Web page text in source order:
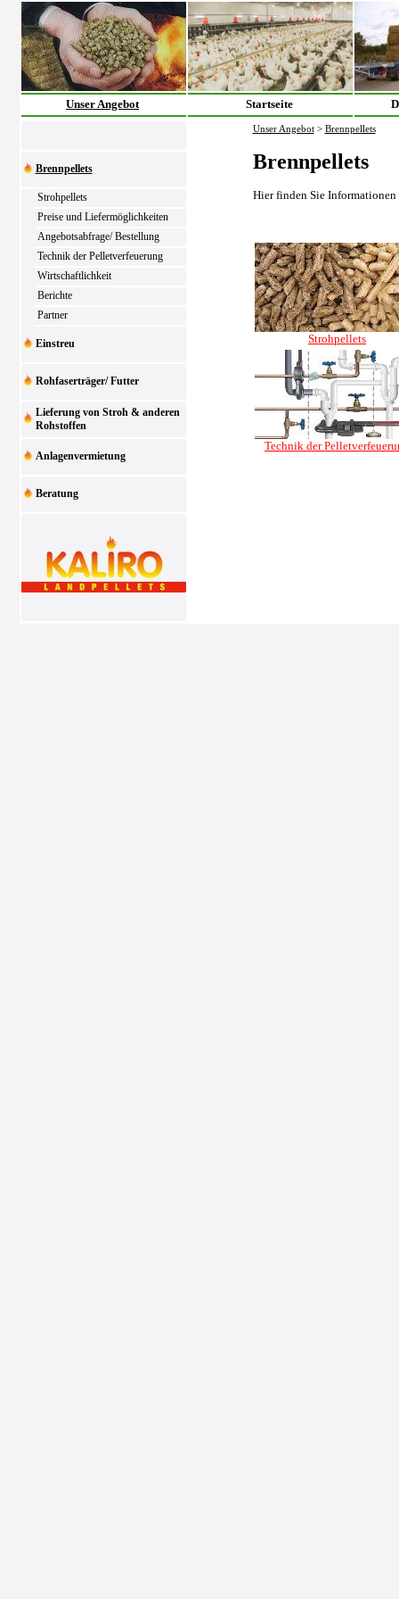
Unser Angebot Startseite
Brennpellets
Strohpellets
Preise und Liefermöglichkeiten
Angebotsabfrage/ Bestellung
Technik der Pelletverfeuerung
Wirtschaftlichkeit
Berichte
Partner
Einstreu
Rohfaserträger/ Futter
Lieferung von Stroh & anderen
Rohstoffen
Anlagenvermietung
Beratung
Unser Angebot > Brennpellets
Brennpellets
Hier finden Sie Informationen
Strohpellets
Technik der